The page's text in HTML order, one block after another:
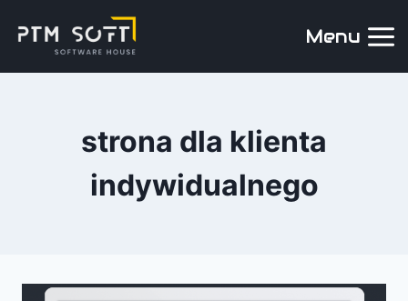
Menu
strona dla klienta
indywidualnego